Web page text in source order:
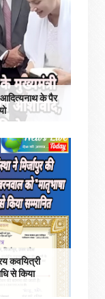
के पैर
कवयित्री
से किया